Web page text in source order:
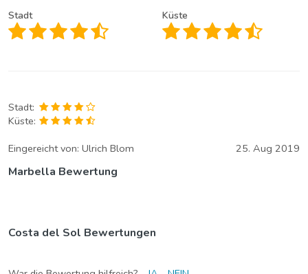
Stadt Küste
Stadt:
Küste:
Eingereicht von: Ulrich Blom 25. Aug 2019
Marbella Bewertung
Costa del Sol Bewertungen